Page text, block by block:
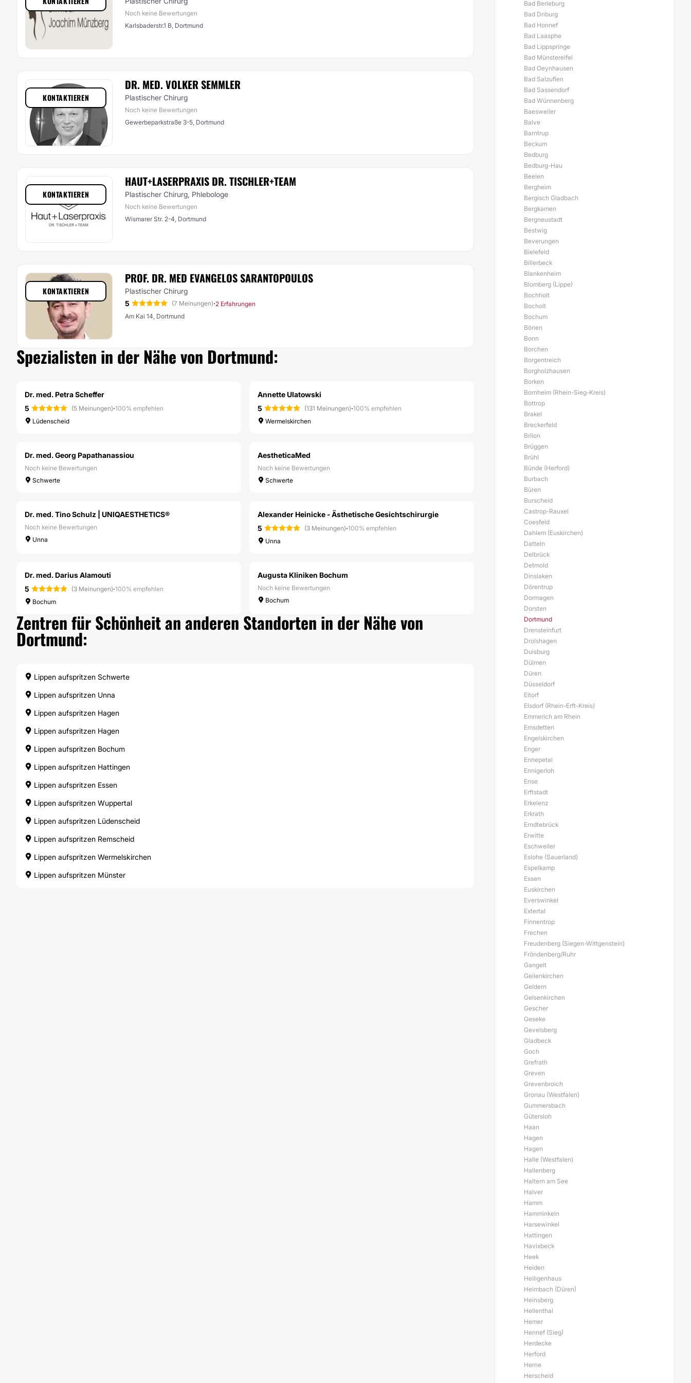
Noch keine Bewertungen
Karlsbaderstr.1 B, Dortmund
DR. MED. VOLKER SEMMLER
Plastischer Chirurg
Noch keine Bewertungen
Gewerbeparkstraße 3-5, Dortmund
KONTAKTIEREN
HAUT+LASERPRAXIS DR. TISCHLER+TEAM
Plastischer Chirurg, Phlebologe
Noch keine Bewertungen
Wismarer Str. 2-4, Dortmund
KONTAKTIEREN
PROF. DR. MED EVANGELOS SARANTOPOULOS
Plastischer Chirurg
5
(7 Meinungen)·2 Erfahrungen
Am Kai 14, Dortmund
KONTAKTIEREN
Spezialisten in der Nähe von Dortmund:
Dr. med. Petra Scheffer
5
(5 Meinungen)·100% empfehlen
Lüdenscheid
Annette Ulatowski
5
(131 Meinungen)·100% empfehlen
Wermelskirchen
Dr. med. Georg Papathanassiou
Noch keine Bewertungen
Schwerte
AestheticaMed
Noch keine Bewertungen
Schwerte
Dr. med. Tino Schulz | UNIQAESTHETICS®
Noch keine Bewertungen
Unna
Alexander Heinicke - Ästhetische Gesichtschirurgie
5
(3 Meinungen)·100% empfehlen
Unna
Dr. med. Darius Alamouti
5
(3 Meinungen)·100% empfehlen
Bochum
Augusta Kliniken Bochum
Noch keine Bewertungen
Bochum
Zentren für Schönheit an anderen Standorten in der Nähe von
Dortmund:
Lippen aufspritzen Schwerte
Lippen aufspritzen Unna
Lippen aufspritzen Hagen
Lippen aufspritzen Hagen
Lippen aufspritzen Bochum
Lippen aufspritzen Hattingen
Lippen aufspritzen Essen
Lippen aufspritzen Wuppertal
Lippen aufspritzen Lüdenscheid
Lippen aufspritzen Remscheid
Lippen aufspritzen Wermelskirchen
Lippen aufspritzen Münster
Bad Berleburg
Bad Driburg
Bad Honnef
Bad Laasphe
Bad Lippspringe
Bad Münstereifel
Bad Oeynhausen
Bad Salzuflen
Bad Sassendorf
Bad Wünnenberg
Baesweiler
Balve
Barntrup
Beckum
Bedburg
Bedburg-Hau
Beelen
Bergheim
Bergisch Gladbach
Bergkamen
Bergneustadt
Bestwig
Beverungen
Bielefeld
Billerbeck
Blankenheim
Blomberg (Lippe)
Bochholt
Bocholt
Bochum
Bönen
Bonn
Borchen
Borgentreich
Borgholzhausen
Borken
Bornheim (Rhein-Sieg-Kreis)
Bottrop
Brakel
Breckerfeld
Brilon
Brüggen
Brühl
Bünde (Herford)
Burbach
Büren
Burscheid
Castrop-Rauxel
Coesfeld
Dahlem (Euskirchen)
Datteln
Delbrück
Detmold
Dinslaken
Dörentrup
Dormagen
Dorsten
Dortmund
Drensteinfurt
Drolshagen
Duisburg
Dülmen
Düren
Düsseldorf
Eitorf
Elsdorf (Rhein-Erft-Kreis)
Emmerich am Rhein
Emsdetten
Engelskirchen
Enger
Ennepetal
Ennigerloh
Ense
Erftstadt
Erkelenz
Erkrath
Erndtebrück
Erwitte
Eschweiler
Eslohe (Sauerland)
Espelkamp
Essen
Euskirchen
Everswinkel
Extertal
Finnentrop
Frechen
Freudenberg (Siegen-Wittgenstein)
Fröndenberg/Ruhr
Gangelt
Geilenkirchen
Geldern
Gelsenkirchen
Gescher
Geseke
Gevelsberg
Gladbeck
Goch
Grefrath
Greven
Grevenbroich
Gronau (Westfalen)
Gummersbach
Gütersloh
Haan
Hagen
Hagen
Halle (Westfalen)
Hallenberg
Haltern am See
Halver
Hamm
Hamminkeln
Harsewinkel
Hattingen
Havixbeck
Heek
Heiden
Heiligenhaus
Heimbach (Düren)
Heinsberg
Hellenthal
Hemer
Hennef (Sieg)
Herdecke
Herford
Herne
Herscheid